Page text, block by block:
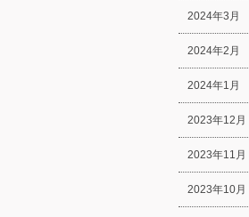
2024年3月
2024年2月
2024年1月
2023年12月
2023年11月
2023年10月